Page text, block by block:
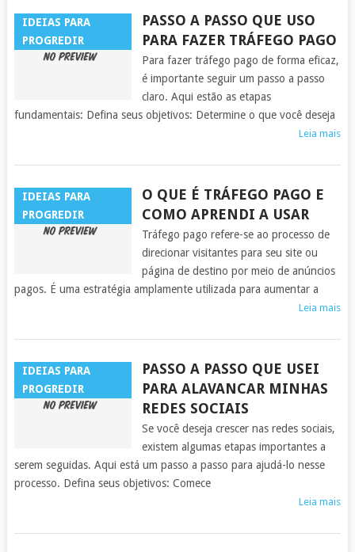
IDEIAS PARA
PROGREDIR
PASSO A PASSO QUE USO
PARA FAZER TRÁFEGO PAGO
Para fazer tráfego pago de forma eficaz,
é importante seguir um passo a passo
claro. Aqui estão as etapas
fundamentais: Defina seus objetivos: Determine o que você deseja
Leia mais
IDEIAS PARA
PROGREDIR
O QUE É TRÁFEGO PAGO E
COMO APRENDI A USAR
Tráfego pago refere-se ao processo de
direcionar visitantes para seu site ou
página de destino por meio de anúncios
pagos. É uma estratégia amplamente utilizada para aumentar a
Leia mais
IDEIAS PARA
PROGREDIR
PASSO A PASSO QUE USEI
PARA ALAVANCAR MINHAS
REDES SOCIAIS
Se você deseja crescer nas redes sociais,
existem algumas etapas importantes a
serem seguidas. Aqui está um passo a passo para ajudá-lo nesse
processo. Defina seus objetivos: Comece
Leia mais